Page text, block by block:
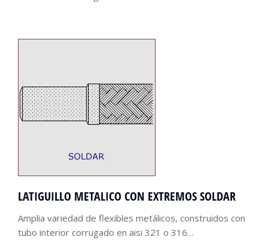
LATIGUILLO METALICO CON EXTREMOS SOLDAR
Amplia variedad de flexibles metálicos, construidos con
tubo interior corrugado en aisi 321 o 316…